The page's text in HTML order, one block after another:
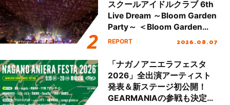
スクールアイドルクラブ 6th
Live Dream ～Bloom Garden
Party～ ＜Bloom Garden
Party Stage／埼玉公演＞”
REPORT 2026.08.07
「ナガノアニエラフェスタ
2026」全出演アーティスト
発表＆新ステージ初公開！
GEARMANIAの参戦も決定